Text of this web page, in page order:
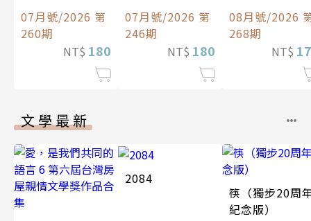
07月號/2026 第
260期
NT$ 180
07月號/2026 第
246期
NT$ 180
08月號/2026
268期
NT$
文學最新
2084
筷（獨步20周
紀念版）